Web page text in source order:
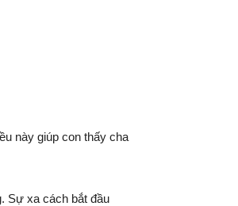
này giúp con thấy cha
Sự xa cách bắt đầu